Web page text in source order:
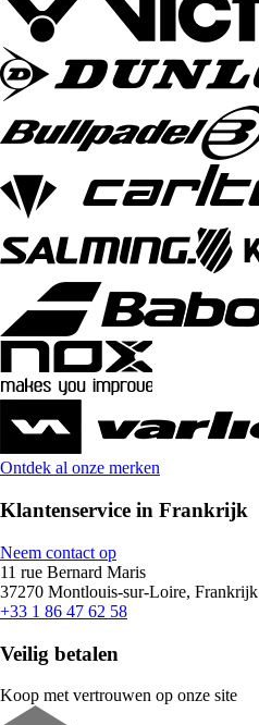
Ontdek al onze merken
Klantenservice in Frankrijk
Neem contact op
11 rue Bernard Maris
37270 Montlouis-sur-Loire, Frankrijk
+33 1 86 47 62 58
Veilig betalen
Koop met vertrouwen op onze site